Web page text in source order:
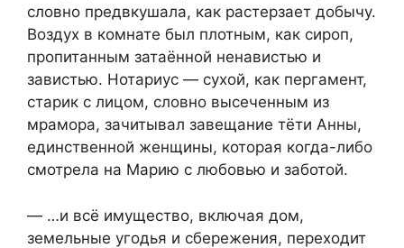
словно предвкушала, как растерзает добычу.
Воздух в комнате был плотным, как сироп,
пропитанным затаённой ненавистью и
завистью. Нотариус — сухой, как пергамент,
старик с лицом, словно высеченным из
мрамора, зачитывал завещание тёти Анны,
единственной женщины, которая когда-либо
смотрела на Марию с любовью и заботой.
— …и всё имущество, включая дом,
земельные угодья и сбережения, переходит